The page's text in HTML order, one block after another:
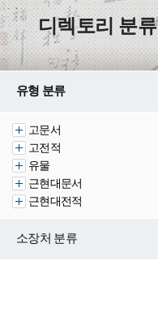
디렉토리 분류
유형 분류
고문서
고전적
유물
근현대문서
근현대전적
소장처 분류